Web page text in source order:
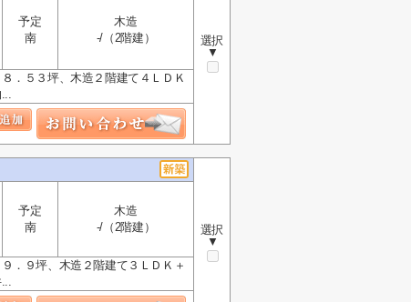
選択
▼
予定
南
木造
-/（2階建）
．５３坪、木造２階建て４ＬＤＫ
選択
▼
予定
南
木造
-/（2階建）
．９坪、木造２階建て３ＬＤＫ＋